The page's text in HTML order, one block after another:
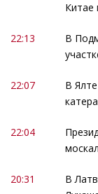
Китае
22:13
В
22:07
В
22:04
20:31
В